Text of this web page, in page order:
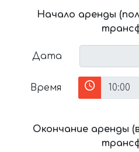
Начало аренды
Дата
Время
Окончание аренды